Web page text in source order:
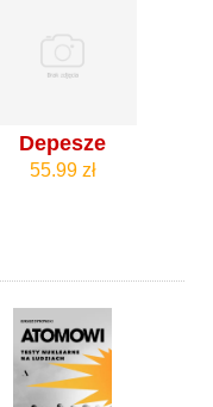
Depesze
55.99 zł